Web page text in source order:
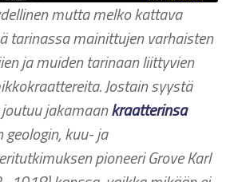
mutta melko kattava
tarinassa mainittujen varhaisten
ja muiden tarinaan liittyvien
Jostain syystä
jakamaankraatterinsa
kuu- ja
pioneeri Grove Karl